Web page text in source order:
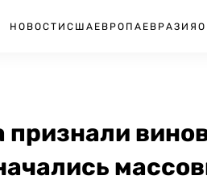
НОВОСТИ США ЕВРОПА ЕВРАЗИЯ
признали